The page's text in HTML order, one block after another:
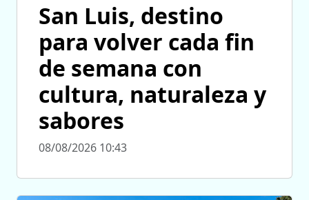
San Luis, destino
para volver cada fin
de semana con
cultura, naturaleza y
sabores
08/08/2026 10:43